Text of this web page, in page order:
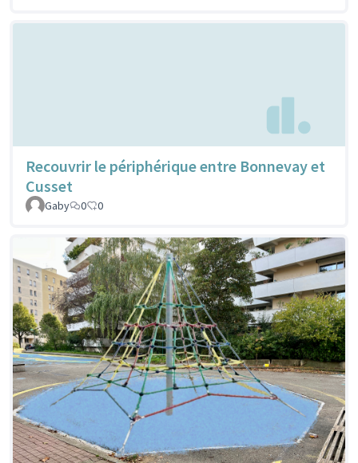
Recouvrir le périphérique entre Bonnevay et
Cusset
Gaby 0 0